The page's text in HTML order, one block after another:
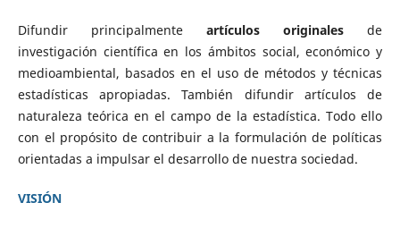
Difundir principalmente artículos originales de
investigación científica en los ámbitos social, económico y
medioambiental, basados en el uso de métodos y técnicas
estadísticas apropiadas. También difundir artículos de
naturaleza teórica en el campo de la estadística. Todo ello
con el propósito de contribuir a la formulación de políticas
orientadas a impulsar el desarrollo de nuestra sociedad.
VISIÓN